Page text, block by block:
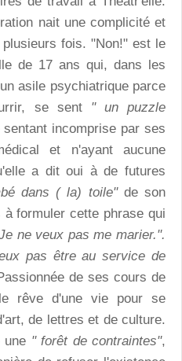
nait une complicité et
fois. "Non!" est le
de 17 ans qui, dans les
asile psychiatrique parce
se sent " un puzzle
sentant incomprise par ses
et n'ayant aucune
a dit oui à de futures
dans ( la) toile"de son
formuler cette phrase qui
ne veux pas me marier.".
pas être au service de
de ses cours de
rêve d'une vie pour se
de lettres et de culture.
une " forêt de contraintes",